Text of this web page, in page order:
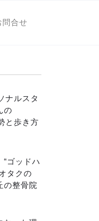
問合せ
ナルスタ
の
と歩き方
“ゴッドハ
タクの
の整骨院